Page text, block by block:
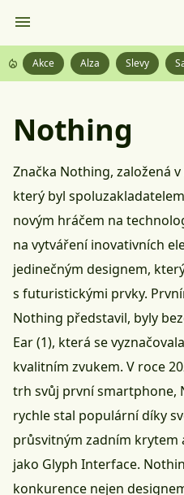
Akce Alza Slevy
Nothing
Značka Nothing, založená
který byl spoluzakladatelem
novým hráčem na
na vytváření inovativních
jedinečným designem,
s futuristickými prvky.
Nothing představil, byly
Ear (1), která se
kvalitním zvukem. V roce
trh svůj první smartphone,
rychle stal populární díky
průsvitným zadním krytem
jako Glyph Interface.
konkurence nejen